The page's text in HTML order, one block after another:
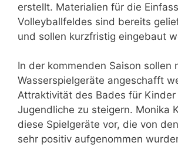
erstellt. Materialien für die
Volleyballfeldes sind bereits
und sollen kurzfristig eingebaut
In der kommenden Saison sollen
Wasserspielgeräte angeschafft
Attraktivität des Bades für Kinder
Jugendliche zu steigern. Monika
diese Spielgeräte vor, die von
sehr positiv aufgenommen